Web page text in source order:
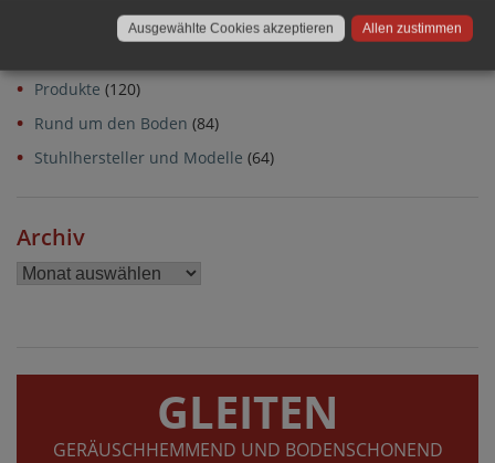
Produkte (120)
Rund um den Boden (84)
Stuhlhersteller und Modelle (64)
Archiv
Archiv
GLEITEN
GERÄUSCHHEMMEND UND BODENSCHONEND
Allen zustimmen
Ausgewählte Cookies akzeptieren